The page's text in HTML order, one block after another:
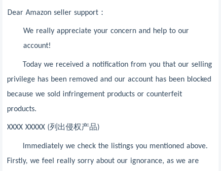
Dear Amazon seller support ：
We really appreciate your concern and help to our
account!
Today we received a notification from you that our selling
privilege has been removed and our account has been blocked
because we sold infringement products or counterfeit
products.
XXXX XXXXX (列出侵权产品)
Immediately we check the listings you mentioned above.
Firstly, we feel really sorry about our ignorance, as we are